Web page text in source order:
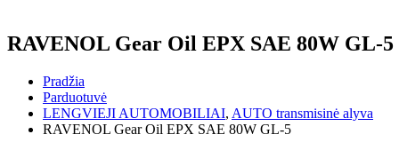
RAVENOL Gear Oil EPX SAE 80W GL-5
Pradžia
Parduotuvė
LENGVIEJI AUTOMOBILIAI, AUTO transmisinė alyva
RAVENOL Gear Oil EPX SAE 80W GL-5